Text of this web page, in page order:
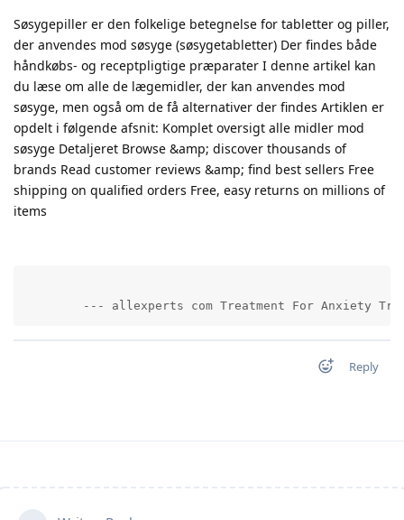
Søsygepiller er den folkelige betegnelse for tabletter og piller,
der anvendes mod søsyge (søsygetabletter) Der findes både
håndkøbs- og receptpligtige præparater I denne artikel kan
du læse om alle de lægemidler, der kan anvendes mod
søsyge, men også om de få alternativer der findes Artiklen er
opdelt i følgende afsnit: Komplet oversigt alle midler mod
søsyge Detaljeret Browse &amp; discover thousands of
brands Read customer reviews &amp; find best sellers Free
shipping on qualified orders Free, easy returns on millions of
items
--- allexperts com Treatment For
Reply